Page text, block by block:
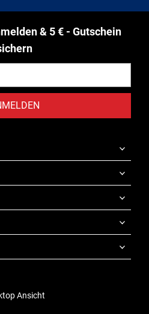
& 5 € - Gutschein
Ansicht